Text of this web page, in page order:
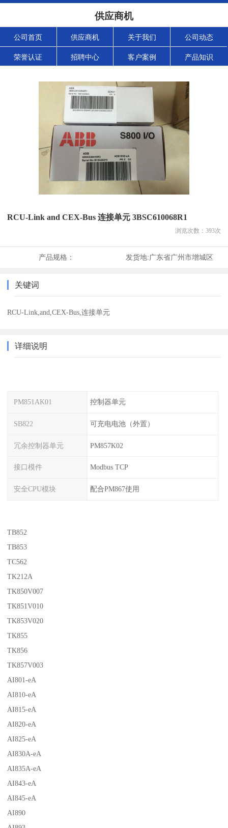
供应商机
公司首页 供应商机 关于我们 公司动态
荣誉认证 招聘中心 客户案例 产品知识
RCU-Link and CEX-Bus 连接单元 3BSC610068R1
浏览次数： 393次
产品规格： 发货地:广东省广州市增城区
关键词
RCU-Link,and,CEX-Bus,连接单元
详细说明
PM851AK01 控制器单元
SB822 可充电电池（外置）
冗余控制器单元 PM857K02
接口模件 Modbus TCP
安全CPU模块 配合PM867使用
TB852
TB853
TC562
TK212A
TK850V007
TK851V010
TK853V020
TK855
TK856
TK857V003
AI801-eA
AI810-eA
AI815-eA
AI820-eA
AI825-eA
AI830A-eA
AI835A-eA
AI843-eA
AI845-eA
AI890